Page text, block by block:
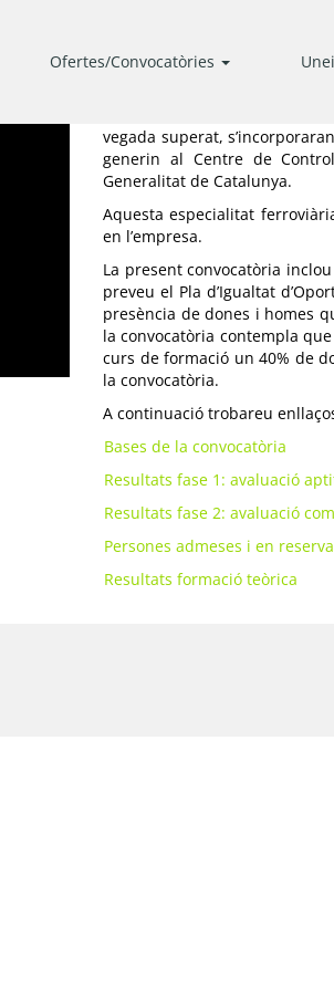
Ofertes/Convocatòries
CONVOCATÒRIA PER
CENTRE DE CONTROL DE
vegada superat,
generin al Centre de
Generalitat de Catalunya.
Aquesta especialitat
en l’empresa.
La present convocatòria
preveu el Pla d’Igualtat
presència de dones i homes
la convocatòria contempla
curs de formació un 40% de
la convocatòria.
A continuació trobareu
Bases de la convocatòria
Resultats fase 1: avaluació
Resultats fase 2: avaluació
Persones admeses i en reserva
Resultats formació teòrica